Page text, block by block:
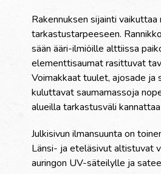
Rakennuksen sijainti
tarkastustarpeeseen.
sään ääri-ilmiöille alttiissa
elementtisaumat rasittuvat
Voimakkaat tuulet, ajosade ja
kuluttavat saumamassoja
alueilla tarkastusväli
Julkisivun ilmansuunta on
Länsi- ja eteläsivut altistuvat
auringon UV-säteilylle ja